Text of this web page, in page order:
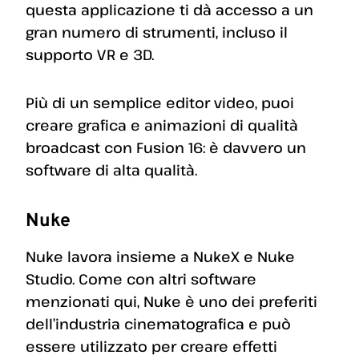
questa applicazione ti dà accesso a un
gran numero di strumenti, incluso il
supporto VR e 3D.
Più di un semplice editor video, puoi
creare grafica e animazioni di qualità
broadcast con Fusion 16: è davvero un
software di alta qualità.
Nuke
Nuke lavora insieme a NukeX e Nuke
Studio. Come con altri software
menzionati qui, Nuke è uno dei preferiti
dell’industria cinematografica e può
essere utilizzato per creare effetti